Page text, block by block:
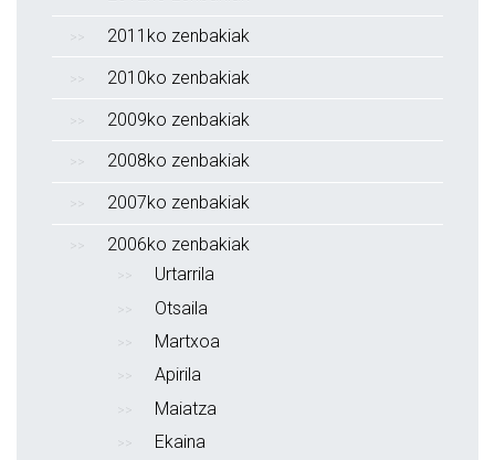
2011ko zenbakiak
2010ko zenbakiak
2009ko zenbakiak
2008ko zenbakiak
2007ko zenbakiak
2006ko zenbakiak
Urtarrila
Otsaila
Martxoa
Apirila
Maiatza
Ekaina